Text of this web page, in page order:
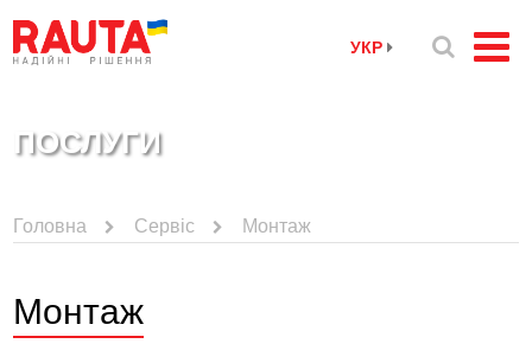
УКР
ПОСЛУГИ
Головна Сервіс Монтаж
Монтаж